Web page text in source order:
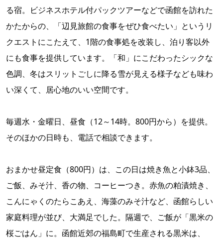
る宿。ビジネスホテル付パックツアーなどで函館を訪れた
かたからの、「辺見旅館の食事をぜひ食べたい」というリ
クエストにこたえて、1階の食事処を改装し、泊り客以外
にも食事を提供しています。「和」にこだわったシックな
色調、冬はスリットごしに降る雪が見える様子なども味わ
い深くて、居心地のいい空間です。
毎週水・金曜日、昼食（12～14時。800円から）を提供。
そのほかの日時も、電話で相談できます。
おまかせ昼定食（800円）は、この日は焼き魚と小鉢3品、
ご飯、みそ汁、香の物、コーヒーつき。赤魚の粕漬焼き、
こんにゃくのたらこあえ、海藻のみそ汁など、函館らしい
家庭料理が並び、大満足でした。隔週で、ご飯が「黒米の
桜ごはん」に。函館近郊の福島町で生産される黒米は、